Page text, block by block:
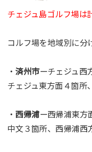
チェジュ島ゴルフ場は
コルフ場を地域別に分
・済州市ーチェジュ西
チェジュ東方面４箇所、
・ 西帰浦ー西帰浦東方
中文３箇所、西帰浦西